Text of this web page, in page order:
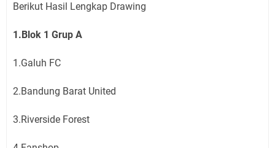
Berikut Hasil Lengkap Drawing
1.Blok 1 Grup A
1.Galuh FC
2.Bandung Barat United
3.Riverside Forest